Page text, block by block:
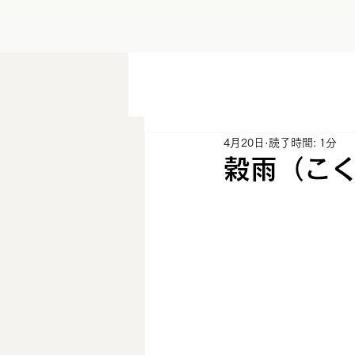
穀雨（こ
4月20日 読了時間: 1分